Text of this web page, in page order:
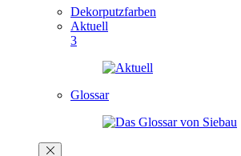
Dekorputzfarben
Aktuell
3
Glossar